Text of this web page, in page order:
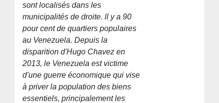
sont localisés dans les
municipalités de droite. ll y a 90
pour cent de quartiers populaires
au Venezuela. Depuis la
disparition d'Hugo Chavez en
2013, le Venezuela est victime
d'une guerre économique qui vise
à priver la population des biens
essentiels, principalement les